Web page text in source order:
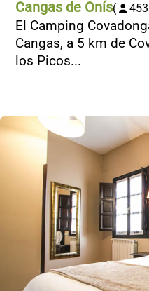
Cangas de Onís(
El Camping
Cangas, a 5 km de
los Picos...